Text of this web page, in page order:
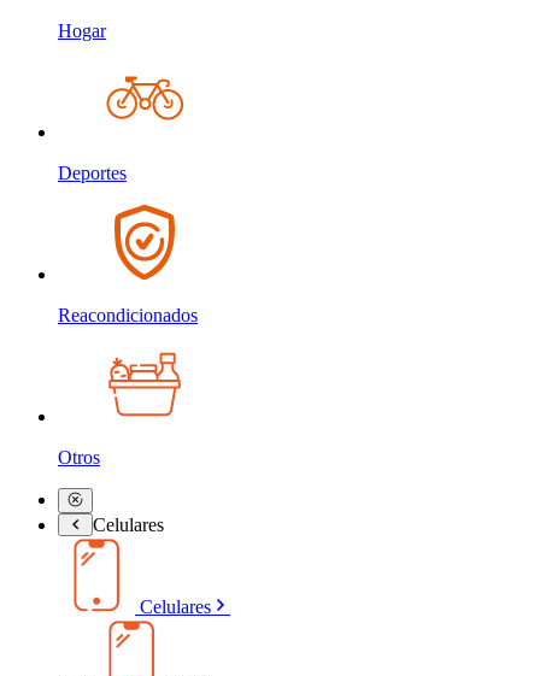
Hogar
Deportes
Reacondicionados
Otros
Celulares
Celulares